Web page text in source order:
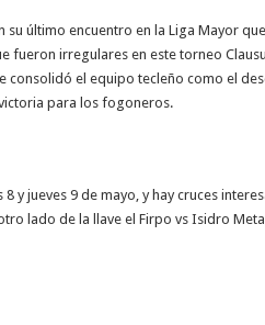
su último encuentro en la Liga Mayor
fueron irregulares en este torneo
el equipo tecleño como el
para los fogoneros.
y jueves 9 de mayo, y hay cruces
lado de la llave el Firpo vs Isidro